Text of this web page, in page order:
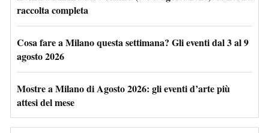
raccolta completa
Cosa fare a Milano questa settimana? Gli eventi dal 3 al 9
agosto 2026
Mostre a Milano di Agosto 2026: gli eventi d’arte più
attesi del mese